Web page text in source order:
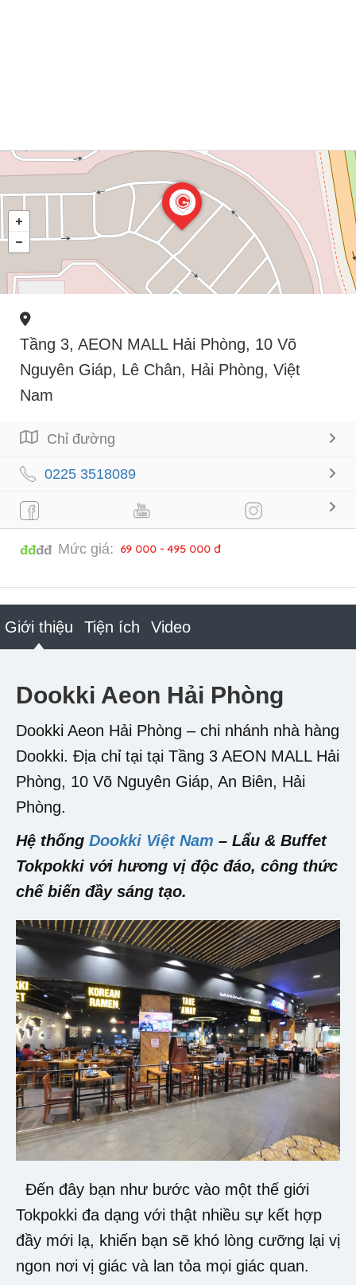
Tầng 3, AEON MALL Hải Phòng, 10 Võ
Nguyên Giáp, Lê Chân, Hải Phòng, Việt
Nam
Chỉ đường
0225 3518089
đđđđ Mức giá: 69 000 - 495 000 đ
Giới thiệu Tiện ích Video
Dookki Aeon Hải Phòng
Dookki Aeon Hải Phòng – chi nhánh nhà hàng
Dookki. Địa chỉ tại tại Tầng 3 AEON MALL Hải
Phòng, 10 Võ Nguyên Giáp, An Biên, Hải
Phòng.
Hệ thống Dookki Việt Nam – Lẩu & Buffet
Tokpokki với hương vị độc đáo, công thức
chế biến đầy sáng tạo.
Đến đây bạn như bước vào một thế giới
Tokpokki đa dạng với thật nhiều sự kết hợp
đầy mới lạ, khiến bạn sẽ khó lòng cưỡng lại vị
ngon nơi vị giác và lan tỏa mọi giác quan.